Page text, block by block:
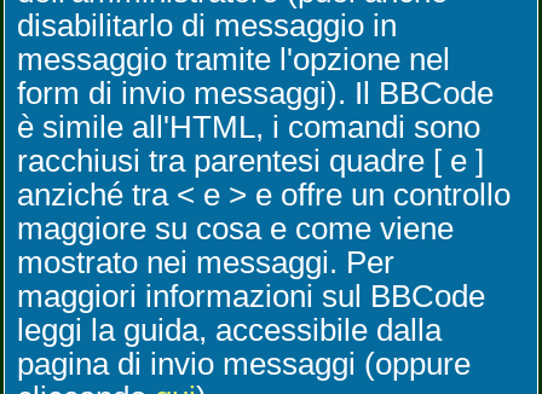
disabilitarlo di messaggio in
messaggio tramite l'opzione nel
form di invio messaggi). Il BBCode
è simile all'HTML, i comandi sono
racchiusi tra parentesi quadre [ e ]
anziché tra < e > e offre un controllo
maggiore su cosa e come viene
mostrato nei messaggi. Per
maggiori informazioni sul BBCode
leggi la guida, accessibile dalla
pagina di invio messaggi (oppure